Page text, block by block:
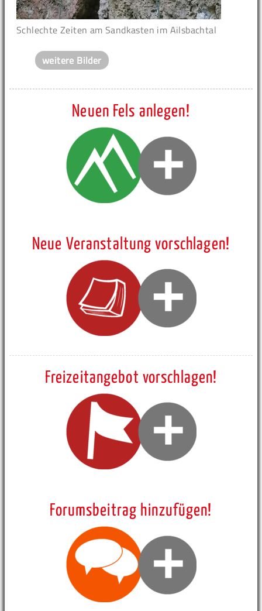
Schlechte Zeiten am Sandkasten im Ailsbachtal
weitere Bilder
Neuen Fels anlegen!
Neue Veranstaltung vorschlagen!
Freizeitangebot vorschlagen!
Forumsbeitrag hinzufügen!